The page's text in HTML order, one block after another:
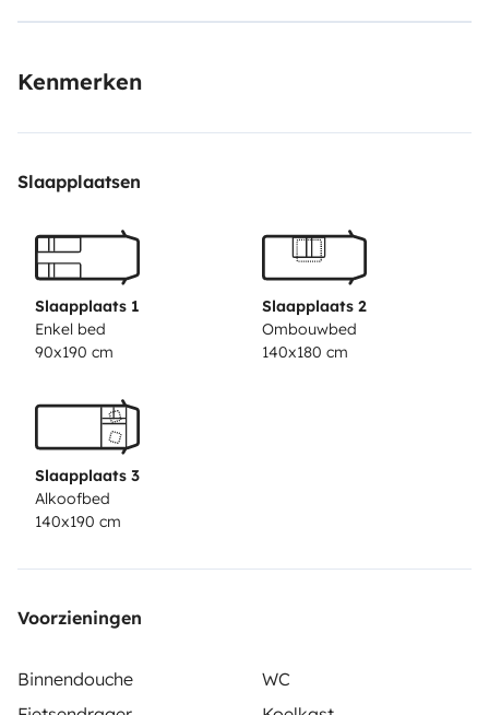
des WC.
Kenmerken
Slaapplaatsen
Slaapplaats 1
Enkel bed
90x190 cm
Slaapplaats 2
Ombouwbed
140x180 cm
Slaapplaats 3
Alkoofbed
140x190 cm
Voorzieningen
Binnendouche
WC